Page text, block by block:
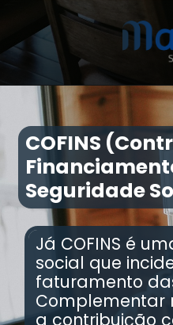
COFINS
Seguridade
Já COFINS é
social que
faturamento
Complementar
a contribuição